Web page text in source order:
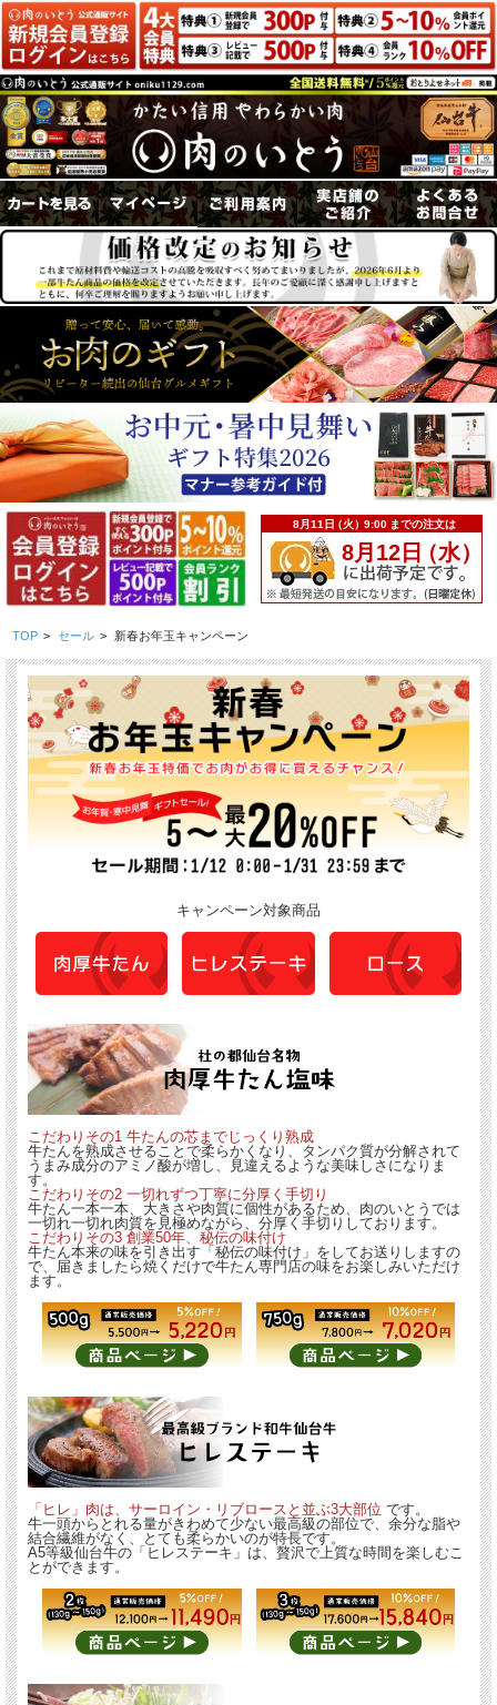
TOP > セール > 新春お年玉キャンペーン
キャンペーン対象商品
こだわりその1 牛たんの芯までじっくり熟成
牛たんを熟成させることで柔らかくなり、タンパク質が分解されて
うまみ成分のアミノ酸が増し、見違えるような美味しさになりま
す。
こだわりその2 一切れずつ丁寧に分厚く手切り
牛たん一本一本、大きさや肉質に個性があるため、肉のいとうでは
一切れ一切れ肉質を見極めながら、分厚く手切りしております。
こだわりその3 創業50年、秘伝の味付け
牛たん本来の味を引き出す「秘伝の味付け」をしてお送りしますの
で、届きましたら焼くだけで牛たん専門店の味をお楽しみいただけ
ます。
「ヒレ」肉は、サーロイン・リブロースと並ぶ3大部位 です。
牛一頭からとれる量がきわめて少ない最高級の部位で、余分な脂や
結合繊維がなく、とても柔らかいのが特長です。
A5等級仙台牛の「ヒレステーキ」は、贅沢で上質な時間を楽しむこ
とができます。